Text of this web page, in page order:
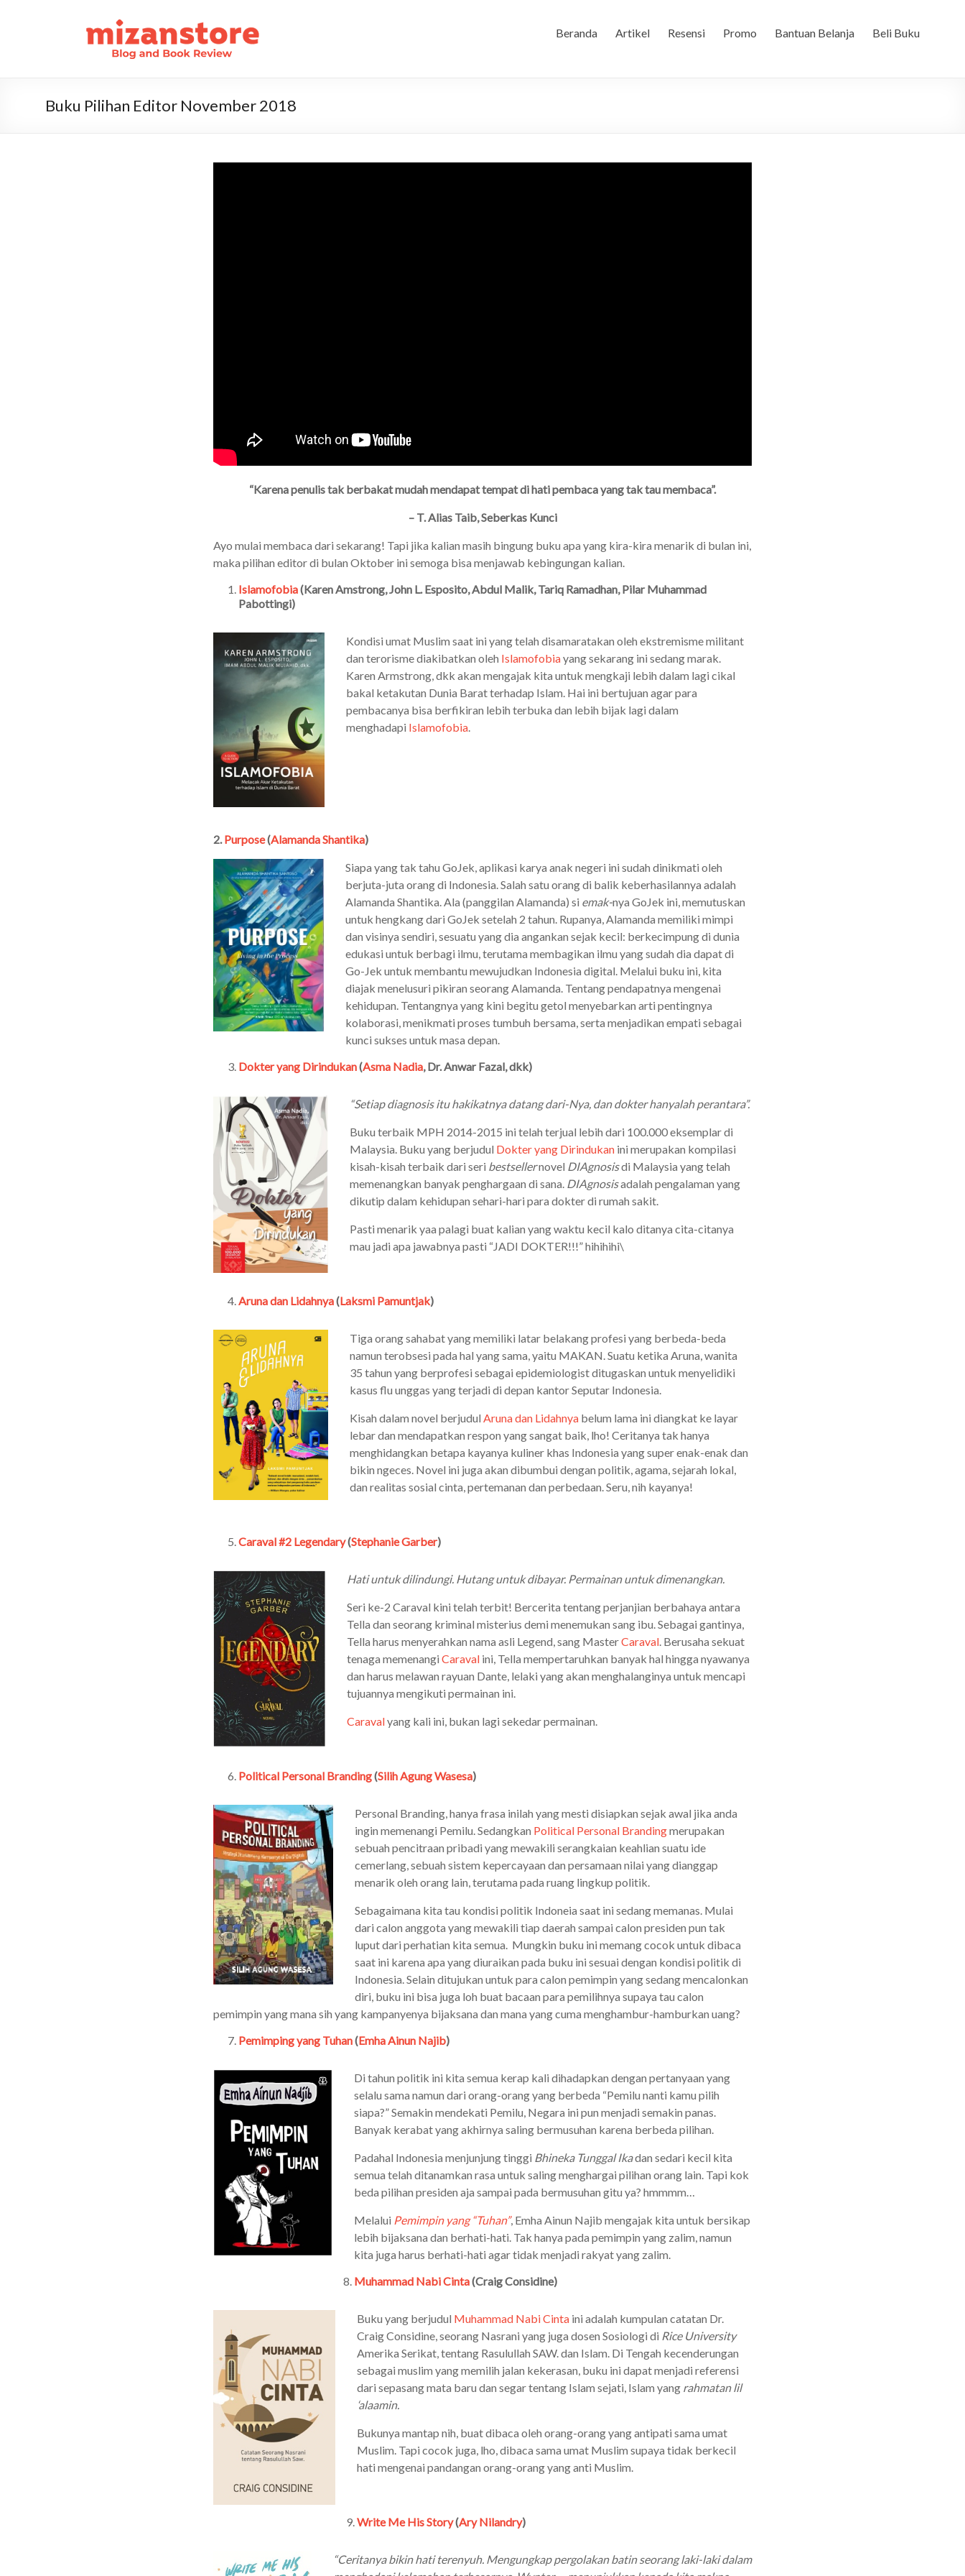
Beranda Artikel Resensi Promo Bantuan Belanja Beli Buku
Buku Pilihan Editor November 2018
“Karena penulis tak berbakat mudah mendapat tempat di hati pembaca yang tak tau membaca”.
– T. Alias Taib, Seberkas Kunci
Ayo mulai membaca dari sekarang! Tapi jika kalian masih bingung buku apa yang kira-kira menarik di bulan ini,
maka pilihan editor di bulan Oktober ini semoga bisa menjawab kebingungan kalian.
Islamofobia(Karen Amstrong, John L. Esposito, Abdul Malik, Tariq Ramadhan, Pilar Muhammad
Pabottingi)
Kondisi umat Muslim saat ini yang telah disamaratakan oleh ekstremisme militant
dan terorisme diakibatkan oleh Islamofobiayang sekarang ini sedang marak.
Karen Armstrong, dkk akan mengajak kita untuk mengkaji lebih dalam lagi cikal
bakal ketakutan Dunia Barat terhadap Islam. Hai ini bertujuan agar para
pembacanya bisa berfikiran lebih terbuka dan lebih bijak lagi dalam
menghadapi Islamofobia.
2.Purpose(Alamanda Shantika)
Siapa yang tak tahu GoJek, aplikasi karya anak negeri ini sudah dinikmati oleh
berjuta-juta orang di Indonesia. Salah satu orang di balik keberhasilannya adalah
Alamanda Shantika. Ala (panggilan Alamanda) si emak-nya GoJek ini, memutuskan
untuk hengkang dari GoJek setelah 2 tahun. Rupanya, Alamanda memiliki mimpi
dan visinya sendiri, sesuatu yang dia angankan sejak kecil: berkecimpung di dunia
edukasi untuk berbagi ilmu, terutama membagikan ilmu yang sudah dia dapat di
Go-Jek untuk membantu mewujudkan Indonesia digital. Melalui buku ini, kita
diajak menelusuri pikiran seorang Alamanda. Tentang pendapatnya mengenai
kehidupan. Tentangnya yang kini begitu getol menyebarkan arti pentingnya
kolaborasi, menikmati proses tumbuh bersama, serta menjadikan empati sebagai
kunci sukses untuk masa depan.
Dokter yang Dirindukan(Asma Nadia, Dr. Anwar Fazal, dkk)
“Setiap diagnosis itu hakikatnya datang dari-Nya, dan dokter hanyalah perantara”.
Buku terbaik MPH 2014-2015 ini telah terjual lebih dari 100.000 eksemplar di
Malaysia. Buku yang berjudul Dokter yang Dirindukan ini merupakan kompilasi
kisah-kisah terbaik dari seri bestsellernovel DIAgnosisdi Malaysia yang telah
memenangkan banyak penghargaan di sana. DIAgnosisadalah pengalaman yang
dikutip dalam kehidupan sehari-hari para dokter di rumah sakit.
Pasti menarik yaa palagi buat kalian yang waktu kecil kalo ditanya cita-citanya
mau jadi apa jawabnya pasti “JADI DOKTER!!!” hihihihi\
Aruna dan Lidahnya(Laksmi Pamuntjak)
Tiga orang sahabat yang memiliki latar belakang profesi yang berbeda-beda
namun terobsesi pada hal yang sama, yaitu MAKAN. Suatu ketika Aruna, wanita
35 tahun yang berprofesi sebagai epidemiologist ditugaskan untuk menyelidiki
kasus flu unggas yang terjadi di depan kantor Seputar Indonesia.
Kisah dalam novel berjudul Aruna dan Lidahnya belum lama ini diangkat ke layar
lebar dan mendapatkan respon yang sangat baik, lho! Ceritanya tak hanya
menghidangkan betapa kayanya kuliner khas Indonesia yang super enak-enak dan
bikin ngeces. Novel ini juga akan dibumbui dengan politik, agama, sejarah lokal,
dan realitas sosial cinta, pertemanan dan perbedaan. Seru, nih kayanya!
Caraval #2 Legendary(Stephanie Garber)
Hati untuk dilindungi. Hutang untuk dibayar. Permainan untuk dimenangkan.
Seri ke-2 Caraval kini telah terbit! Bercerita tentang perjanjian berbahaya antara
Tella dan seorang kriminal misterius demi menemukan sang ibu. Sebagai gantinya,
Tella harus menyerahkan nama asli Legend, sang MasterCaraval. Berusaha sekuat
tenaga memenangi Caraval ini, Tella mempertaruhkan banyak hal hingga nyawanya
dan harus melawan rayuan Dante, lelaki yang akan menghalanginya untuk mencapi
tujuannya mengikuti permainan ini.
Caravalyang kali ini, bukan lagi sekedar permainan.
Political Personal Branding(Silih Agung Wasesa)
Personal Branding, hanya frasa inilah yang mesti disiapkan sejak awal jika anda
ingin memenangi Pemilu. Sedangkan Political Personal Brandingmerupakan
sebuah pencitraan pribadi yang mewakili serangkaian keahlian suatu ide
cemerlang, sebuah sistem kepercayaan dan persamaan nilai yang dianggap
menarik oleh orang lain, terutama pada ruang lingkup politik.
Sebagaimana kita tau kondisi politik Indoneia saat ini sedang memanas. Mulai
dari calon anggota yang mewakili tiap daerah sampai calon presiden pun tak
luput dari perhatian kita semua. Mungkin buku ini memang cocok untuk dibaca
saat ini karena apa yang diuraikan pada buku ini sesuai dengan kondisi politik di
Indonesia. Selain ditujukan untuk para calon pemimpin yang sedang mencalonkan
diri, buku ini bisa juga loh buat bacaan para pemilihnya supaya tau calon
pemimpin yang mana sih yang kampanyenya bijaksana dan mana yang cuma menghambur-hamburkan uang?
Pemimping yang Tuhan(Emha Ainun Najib)
Di tahun politik ini kita semua kerap kali dihadapkan dengan pertanyaan yang
selalu sama namun dari orang-orang yang berbeda “Pemilu nanti kamu pilih
siapa?” Semakin mendekati Pemilu, Negara ini pun menjadi semakin panas.
Banyak kerabat yang akhirnya saling bermusuhan karena berbeda pilihan.
Padahal Indonesia menjunjung tinggi Bhineka Tunggal Ikadan sedari kecil kita
semua telah ditanamkan rasa untuk saling menghargai pilihan orang lain. Tapi kok
beda pilihan presiden aja sampai pada bermusuhan gitu ya? hmmmm…
Melalui Pemimpin yang “Tuhan”, Emha Ainun Najib mengajak kita untuk bersikap
lebih bijaksana dan berhati-hati. Tak hanya pada pemimpin yang zalim, namun
kita juga harus berhati-hati agar tidak menjadi rakyat yang zalim.
Muhammad Nabi Cinta(Craig Considine)
Buku yang berjudul Muhammad Nabi Cinta ini adalah kumpulan catatan Dr.
Craig Considine, seorang Nasrani yang juga dosen Sosiologi di Rice University
Amerika Serikat, tentang Rasulullah SAW. dan Islam. Di Tengah kecenderungan
sebagai muslim yang memilih jalan kekerasan, buku ini dapat menjadi referensi
dari sepasang mata baru dan segar tentang Islam sejati, Islam yang rahmatan lil
‘alaamin.
Bukunya mantap nih, buat dibaca oleh orang-orang yang antipati sama umat
Muslim. Tapi cocok juga, lho, dibaca sama umat Muslim supaya tidak berkecil
hati mengenai pandangan orang-orang yang anti Muslim.
Write Me His Story(Ary Nilandry)
“Ceritanya bikin hati terenyuh. Mengungkap pergolakan batin seorang laki-laki dalam